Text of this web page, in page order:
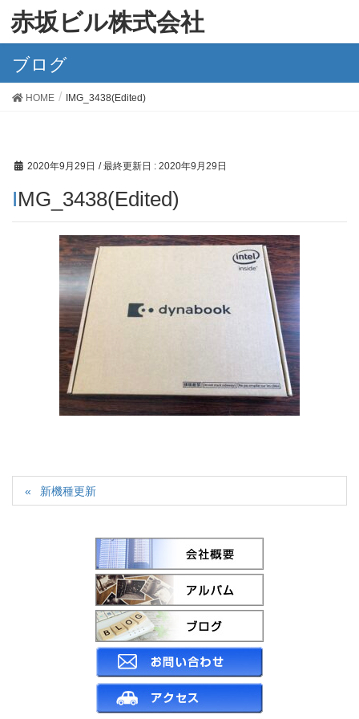
赤坂ビル株式会社
ブログ
HOME IMG_3438(Edited)
2020年9月29日 / 最終更新日 : 2020年9月29日
IMG_3438(Edited)
新機種更新